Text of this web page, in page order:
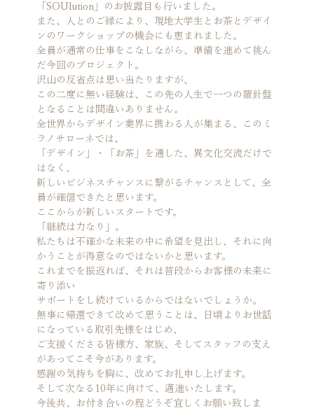
「SOUlution」のお披露目も行いました。
また、人とのご縁により、現地大学生とお茶とデザイ
ンのワークショップの機会にも恵まれました。
全員が通常の仕事をこなしながら、準備を進めて挑ん
だ今回のプロジェクト。
沢山の反省点は思い当たりますが、
この二度に無い経験は、この先の人生で一つの羅針盤
となることは間違いありません。
全世界からデザイン業界に携わる人が集まる、このミ
ラノサローネでは、
「デザイン」・「お茶」を通した、異文化交流だけで
はなく、
新しいビジネスチャンスに繋がるチャンスとして、全
員が確信できたと思います。
ここからが新しいスタートです。
「継続は力なり」。
私たちは不確かな未来の中に希望を見出し、それに向
かうことが得意なのではないかと思います。
これまでを振返れば、それは普段からお客様の未来に
寄り添い
サポートをし続けているからではないでしょうか。
無事に帰還できて改めて思うことは、日頃よりお世話
になっている取引先様をはじめ、
ご支援くださる皆様方、家族、そしてスタッフの支え
があってこそ今があります。
感謝の気持ちを胸に、改めてお礼申し上げます。
そして次なる10年に向けて、邁進いたします。
今後共、お付き合いの程どうぞ宜しくお願い致しま